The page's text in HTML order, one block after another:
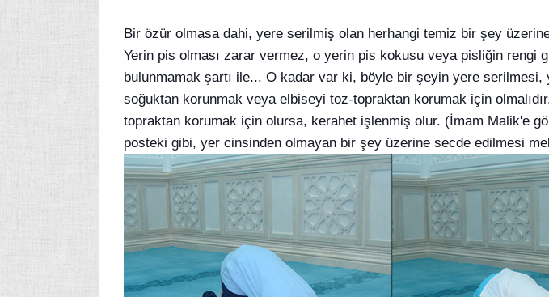
Bir özür olmasa dahi, yere serilmiş olan herhangi temiz bir şey
Yerin pis olması zarar vermez, o yerin pis kokusu veya pisliğin rengi
bulunmamak şartı ile... O kadar var ki, böyle bir şeyin yere serilmesi,
soğuktan korunmak veya elbiseyi toz-topraktan korumak için
topraktan korumak için olursa, kerahet işlenmiş olur. (İmam Malik'e
posteki gibi, yer cinsinden olmayan bir şey üzerine secde edilmesi